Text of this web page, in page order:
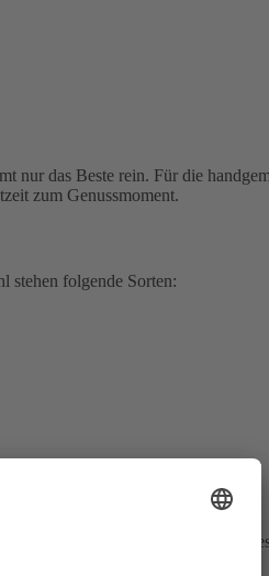
das Beste rein. Für die
zum Genussmoment.
stehen folgende Sorten:
in Hadamar bei Limburg geht